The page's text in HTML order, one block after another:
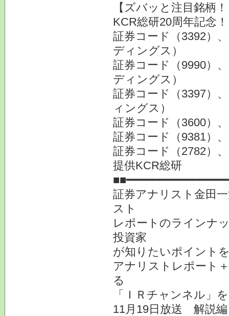
【ズバッと注目銘柄
KCR総研20周年記念
証券コード（3392）
ディングス）
証券コード（9990）
ディングス）
証券コード（3397）
ィングス）
証券コード（3600）
証券コード（9381）
証券コード（2782）
提供KCR総研
証券アナリスト金田
スト
レポートのラインナ
投資家
が知りたいポイント
アナリストレポート
る
「ＩＲチャンネル」
11月19日放送 解説編